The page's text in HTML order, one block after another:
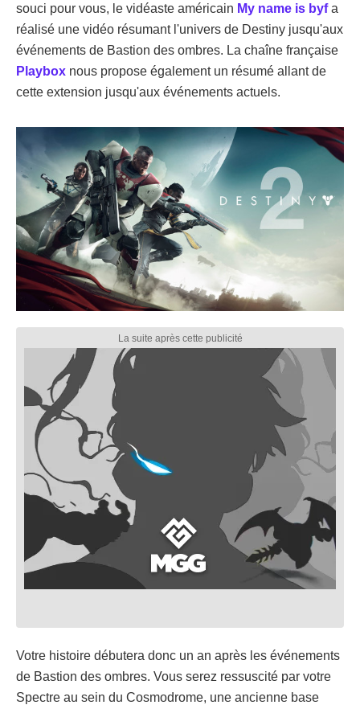
souci pour vous, le vidéaste américain My name is byfa
réalisé une vidéo résumant l'univers de Destiny jusqu'aux
événements de Bastion des ombres. La chaîne française
Playbox nous propose également un résumé allant de
cette extension jusqu'aux événements actuels.
Votre histoire débutera donc un an après les événements
de Bastion des ombres. Vous serez ressuscité par votre
Spectre au sein du Cosmodrome, une ancienne base